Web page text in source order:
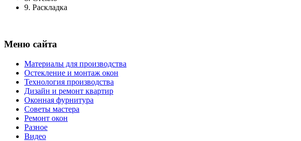
9. Раскладка
Меню сайта
Материалы для производства
Остекление и монтаж окон
Технология производства
Дизайн и ремонт квартир
Оконная фурнитура
Советы мастера
Ремонт окон
Разное
Видео